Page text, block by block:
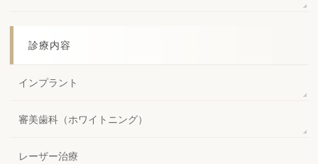
診療内容
インプラント
審美歯科（ホワイトニング）
レーザー治療